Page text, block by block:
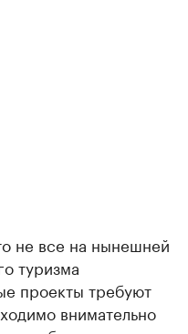
не все на нынешней
туризма
проекты требуют
внимательно